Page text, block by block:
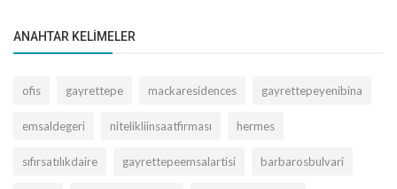
ANAHTAR KELIMELER
ofis gayrettepe mackaresidences gayrettepeyenibina
emsaldegeri nitelikliinsaatfirması hermes
sıfırsatılıkdaire gayrettepeemsalartisi barbarosbulvari